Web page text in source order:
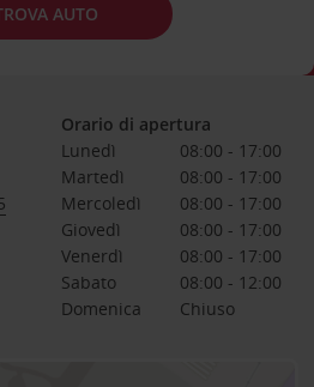
AUTO
Orario di apertura
Lunedì
08:00 - 17:00
Martedì
08:00 - 17:00
Mercoledì
08:00 - 17:00
Giovedì
08:00 - 17:00
Venerdì
08:00 - 17:00
Sabato
08:00 - 12:00
Domenica
Chiuso